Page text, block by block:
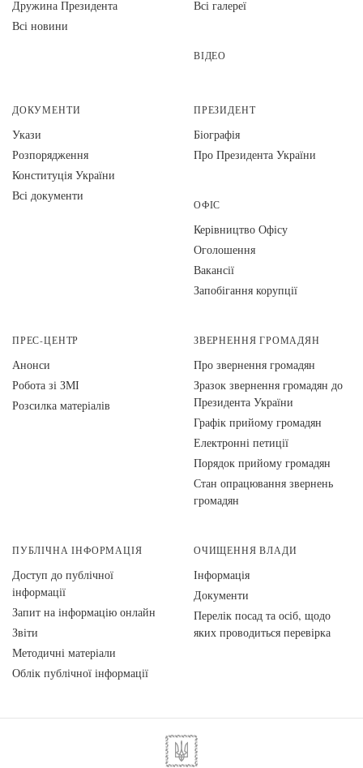
Дружина Президента
Всі новини
Всі галереї
ВІДЕО
ДОКУМЕНТИ
Укази
Розпорядження
Конституція України
Всі документи
ПРЕЗИДЕНТ
Біографія
Про Президента України
ОФІС
Керівництво Офісу
Оголошення
Вакансії
Запобігання корупції
ПРЕС-ЦЕНТР
Анонси
Робота зі ЗМІ
Розсилка матеріалів
ЗВЕРНЕННЯ ГРОМАДЯН
Про звернення громадян
Зразок звернення громадян до
Президента України
Графік прийому громадян
Електронні петиції
Порядок прийому громадян
Стан опрацювання звернень
громадян
ПУБЛІЧНА ІНФОРМАЦІЯ
Доступ до публічної
інформації
Запит на інформацію онлайн
Звіти
Методичні матеріали
Облік публічної інформації
ОЧИЩЕННЯ ВЛАДИ
Інформація
Документи
Перелік посад та осіб, щодо
яких проводиться перевірка